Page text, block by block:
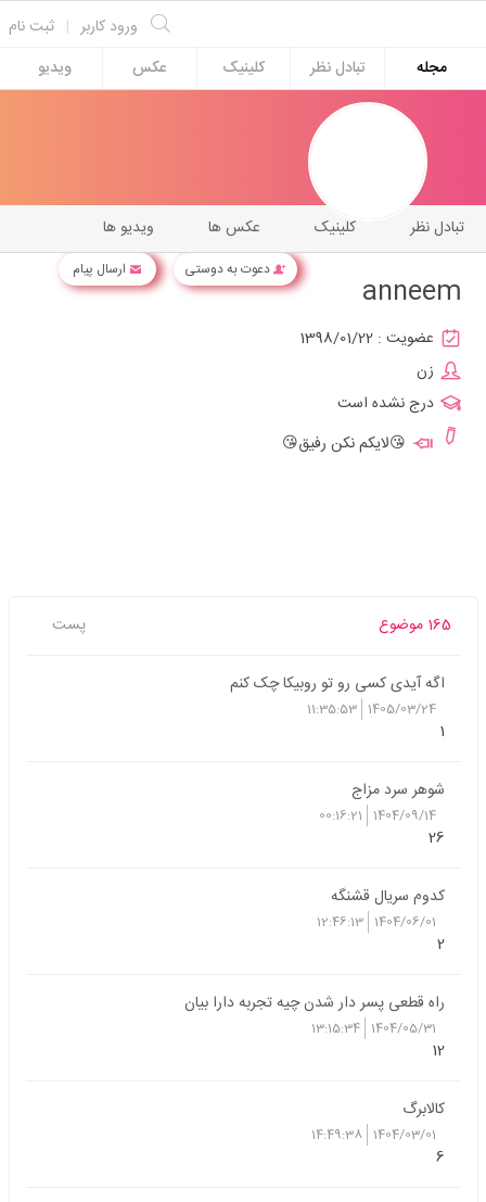
ثبت نام | ورود کاربر
مجله
تبادل نظر کلینیک عکس ویدیو
دعوت به دوستی ارسال پیام
ویدیو ها عکس ها کلینیک تبادل نظر
anneem
عضویت : 1398/01/22
زن
درج نشده است
😘لایکم نکن رفیق😘
165 موضوع پست
اگه آیدی کسی رو تو روبیکا چک کنم
1405/03/24
11:35:53
1
شوهر سرد مزاج
1404/09/14
00:16:21
26
کدوم سریال قشنگه
1404/06/01
12:46:13
2
راه قطعی پسر دار شدن چیه تجربه دارا بیان
1404/05/31
13:15:34
12
کالابرگ
1404/03/01
14:49:38
6